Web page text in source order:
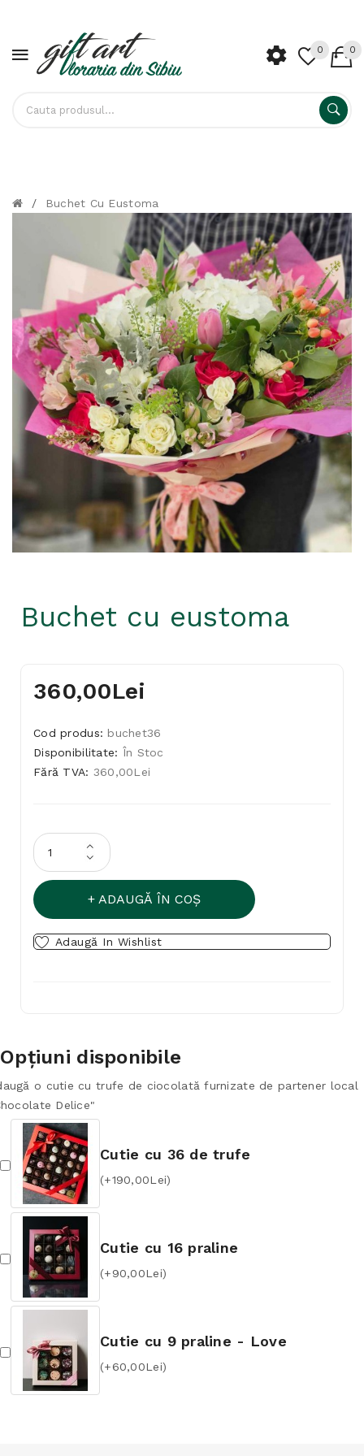
0 0
/ Buchet Cu Eustoma
Buchet cu eustoma
360,00Lei
Cod produs: buchet36
Disponibilitate: În Stoc
Fără TVA: 360,00Lei
ADAUGĂ ÎN COŞ
Adaugă In Wishlist
Opţiuni disponibile
o cutie cu trufe de ciocolată furnizate de partener local
Delice"
Cutie cu 36 de trufe
(+190,00Lei)
Cutie cu 16 praline
(+90,00Lei)
Cutie cu 9 praline - Love
(+60,00Lei)